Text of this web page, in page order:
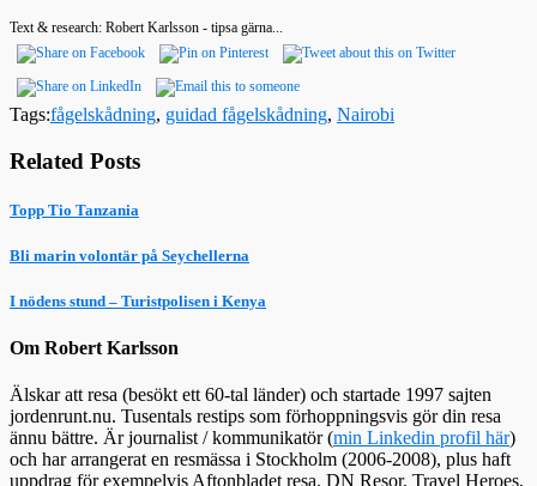
Text & research: Robert Karlsson - tipsa gärna...
Tags:fågelskådning, guidad fågelskådning, Nairobi
Related Posts
Topp Tio Tanzania
Bli marin volontär på Seychellerna
I nödens stund – Turistpolisen i Kenya
Om Robert Karlsson
Älskar att resa (besökt ett 60-tal länder) och startade 1997 sajten
jordenrunt.nu. Tusentals restips som förhoppningsvis gör din resa
ännu bättre. Är journalist / kommunikatör (min Linkedin profil här)
och har arrangerat en resmässa i Stockholm (2006-2008), plus haft
uppdrag för exempelvis Aftonbladet resa, DN Resor, Travel Heroes,